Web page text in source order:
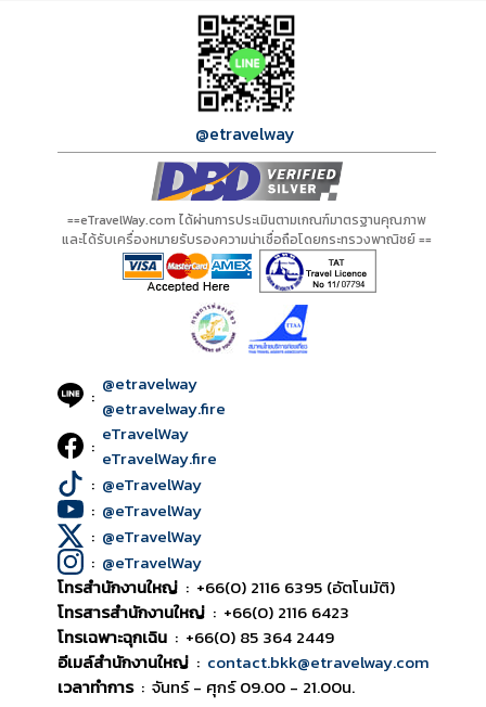
@etravelway
==eTravelWay.com ได้ผ่านการประเมินตามเกณฑ์มาตรฐานคุณภาพ
และได้รับเครื่องหมายรับรองความน่าเชื่อถือโดยกระทรวงพาณิชย์ ==
: @etravelway
@etravelway.fire
: eTravelWay
eTravelWay.fire
: @eTravelWay
: @eTravelWay
: @eTravelWay
: @eTravelWay
โทรสำนักงานใหญ่ : +66(0) 2116 6395 (อัตโนมัติ)
โทรสารสำนักงานใหญ่ : +66(0) 2116 6423
โทรเฉพาะฉุกเฉิน : +66(0) 85 364 2449
อีเมล์สำนักงานใหญ่ : contact.bkk@etravelway.com
เวลาทำการ : จันทร์ - ศุกร์ 09.00 - 21.00น.